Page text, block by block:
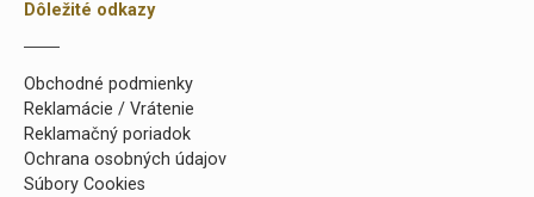
Dôležité odkazy
Obchodné podmienky
Reklamácie / Vrátenie
Reklamačný poriadok
Ochrana osobných údajov
Súbory Cookies